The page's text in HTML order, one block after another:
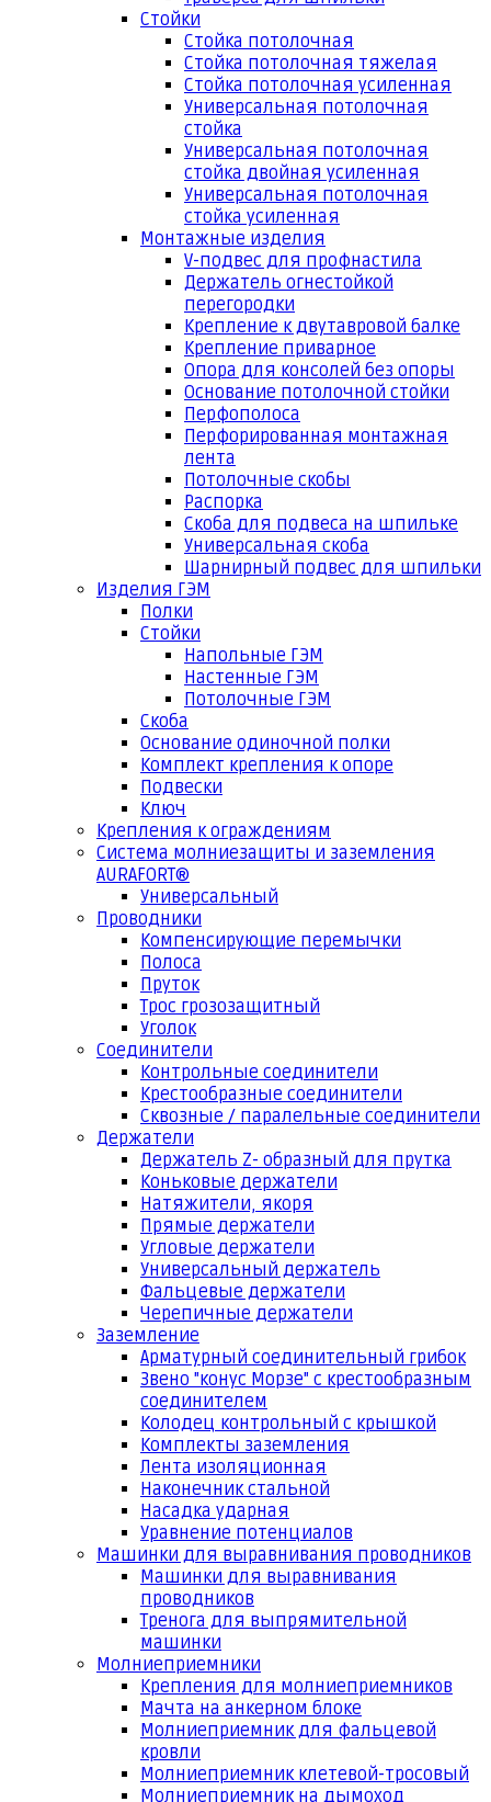
Стойки
Стойка потолочная
Стойка потолочная тяжелая
Стойка потолочная усиленная
Универсальная потолочная
стойка
Универсальная потолочная
стойка двойная усиленная
Универсальная потолочная
стойка усиленная
Монтажные изделия
V-подвес для профнастила
Держатель огнестойкой
перегородки
Крепление к двутавровой балке
Крепление приварное
Опора для консолей без опоры
Основание потолочной стойки
Перфополоса
Перфорированная монтажная
лента
Потолочные скобы
Распорка
Скоба для подвеса на шпильке
Универсальная скоба
Шарнирный подвес для шпильки
Изделия ГЭМ
Полки
Стойки
Напольные ГЭМ
Настенные ГЭМ
Потолочные ГЭМ
Скоба
Основание одиночной полки
Комплект крепления к опоре
Подвески
Ключ
Крепления к ограждениям
Система молниезащиты и заземления
AURAFORT®
Универсальный
Проводники
Компенсирующие перемычки
Полоса
Пруток
Трос грозозащитный
Уголок
Соединители
Контрольные соединители
Крестообразные соединители
Сквозные / паралельные соединители
Держатели
Держатель Z- образный для прутка
Коньковые держатели
Натяжители, якоря
Прямые держатели
Угловые держатели
Универсальный держатель
Фальцевые держатели
Черепичные держатели
Заземление
Арматурный соединительный грибок
Звено "конус Морзе" с крестообразным
соединителем
Колодец контрольный с крышкой
Комплекты заземления
Лента изоляционная
Наконечник стальной
Насадка ударная
Уравнение потенциалов
Машинки для выравнивания проводников
Машинки для выравнивания
проводников
Тренога для выпрямительной
машинки
Молниеприемники
Крепления для молниеприемников
Мачта на анкерном блоке
Молниеприемник для фальцевой
кровли
Молниеприемник клетевой-тросовый
Молниеприемник на дымоход